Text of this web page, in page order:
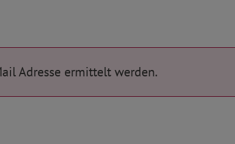
Adresse ermittelt werden.